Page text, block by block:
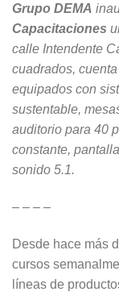
Grupo DEMA
Capacitaciones
calle Intendente
cuadrados,
equipados con
sustentable,
auditorio para 40
constante,
sonido 5.1.
– – – –
Desde hace más
cursos
líneas de